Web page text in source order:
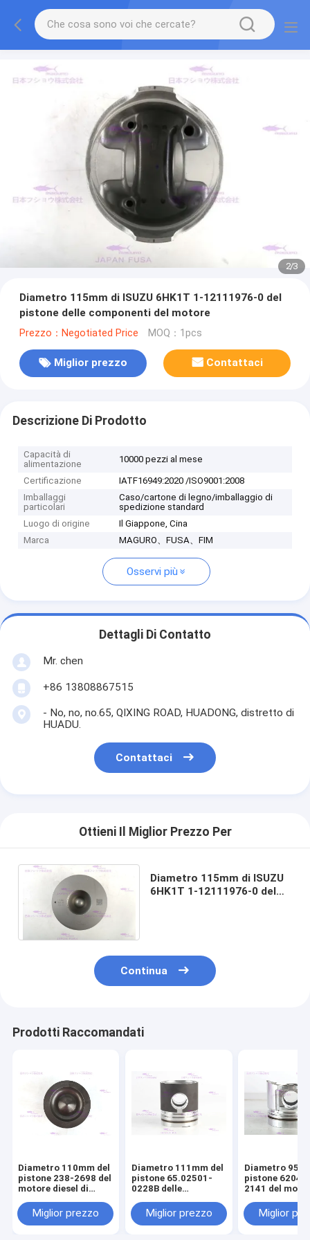
2/3
Diametro 115mm di ISUZU 6HK1T 1-12111976-0 del
pistone delle componenti del motore
Prezzo：Negotiated Price MOQ：1pcs
Miglior prezzo Contattaci
Descrizione Di Prodotto
Capacità di
alimentazione
10000 pezzi al mese
Certificazione
IATF16949:2020 /ISO9001:2008
Imballaggi
particolari
Caso/cartone di legno/imballaggio di
spedizione standard
Luogo di origine
Il Giappone, Cina
Marca
MAGURO、FUSA、FIM
Osservi più
Dettagli Di Contatto
Mr. chen
+86 13808867515
- No, no, no.65, QIXING ROAD, HUADONG, distretto di
HUADU.
Contattaci
Ottieni Il Miglior Prezzo Per
Diametro 115mm di ISUZU
6HK1T 1-12111976-0 del
Continua
Prodotti Raccomandati
Diametro 110mm del
pistone 238-2698 del
motore diesel di
Miglior prezzo
Diametro 111mm del
pistone 65.02501-
0228B delle
motore di DOOSAN
DE08T
Miglior prezzo
Diametro
pistone 6204-
2141 del
S4D95LE-2
Miglior